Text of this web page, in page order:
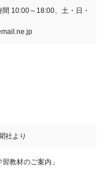
10:00～18:00、土・日・
社より
教材のご案内」